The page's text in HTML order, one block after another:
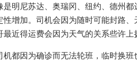
明尼苏达、奥瑞冈、纽约、德州
增加。司机会因为随时可能封路
近得运费会因为天气的关系些许
都因为确诊而无法轮班，临时换